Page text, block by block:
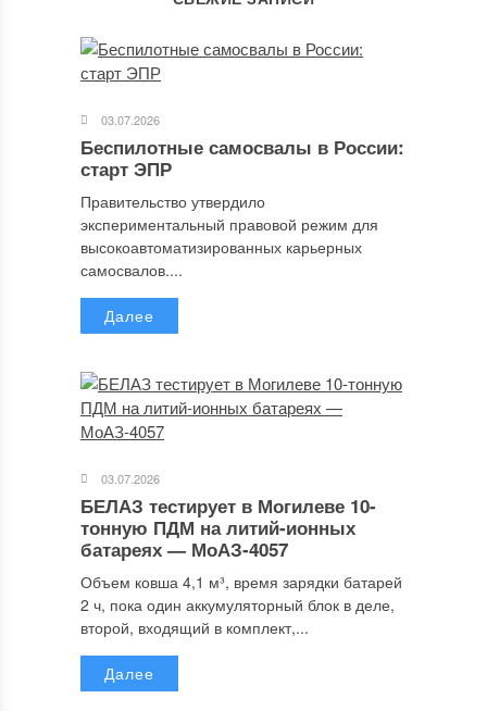
03.07.2026
Беспилотные самосвалы в России:
старт ЭПР
Правительство утвердило
экспериментальный правовой режим для
высокоавтоматизированных карьерных
самосвалов....
Далее
03.07.2026
БЕЛАЗ тестирует в Могилеве 10-
тонную ПДМ на литий-ионных
батареях — МоАЗ-4057
Объем ковша 4,1 м³, время зарядки батарей
2 ч, пока один аккумуляторный блок в деле,
второй, входящий в комплект,...
Далее